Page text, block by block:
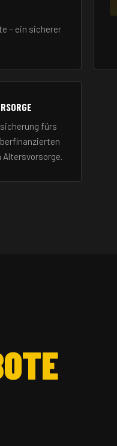
– ein sicherer
fürs